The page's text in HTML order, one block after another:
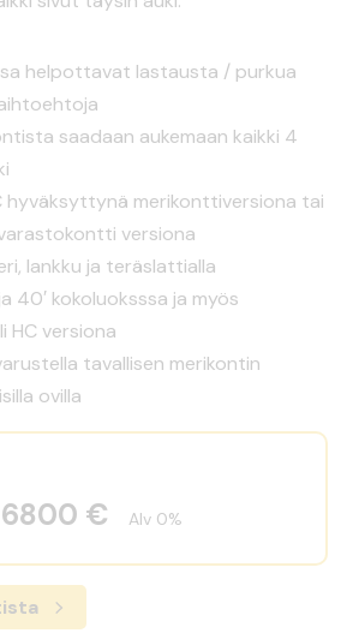
helpottavat lastausta / purkua
saadaan aukemaan kaikki 4
hyväksyttynä merikonttiversiona tai
versiona
lankku ja teräslattialla
40′ kokoluoksssa ja myös
HC versiona
tavallisen merikontin
ovilla
€ Alv 0%